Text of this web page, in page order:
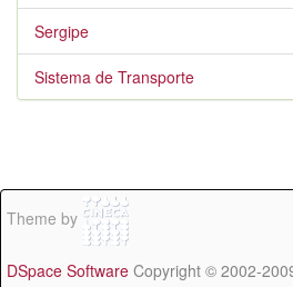
Sergipe
Sistema de Transporte
Theme by
DSpace Software Copyright © 2002-